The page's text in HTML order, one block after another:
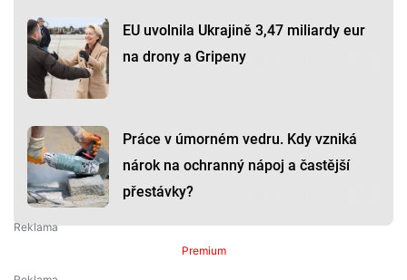
EU uvolnila Ukrajině 3,47 miliardy eur
na drony a Gripeny
Práce v úmorném vedru. Kdy vzniká
nárok na ochranný nápoj a častější
přestávky?
Premium